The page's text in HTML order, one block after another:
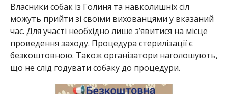
Власники собак із Голиня та навколишніх сіл
можуть прийти зі своїми вихованцями у вказаний
час. Для участі необхідно лише з’явитися на місце
проведення заходу. Процедура стерилізації є
безкоштовною. Також організатори наголошують,
що не слід годувати собаку до процедури.